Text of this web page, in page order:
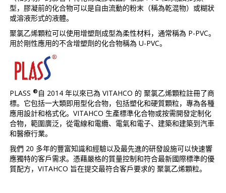
型，膠凝前的化合物可以是自由流動的粉末（稱為乾混物）或糊狀
或溶液形式的液體。
聚氯乙烯顆粒可以使用增塑劑成型為柔性材料，通常稱為 P-PVC。
用於剛性應用的不含增塑劑的化合物稱為 U-PVC。
PLASS ® 自 2014 年以來已為 VITAHCO 的 聚氯乙烯顆粒註冊了商
標。它包括一大類即用型化合物，包括塑化和硬質顆粒，專為各種
應用設計和格式化。VITAHCO 生產標準化合物或按需開發定制化
合物，範圍廣泛，從電線和電纜、電氣和電子、建築和建築到汽車
和醫療行業。
我們 20 多年的豐富知識和經驗以及最先進的研發設施可以快速響
應獨特的客戶需求。憑藉嚴格的質量控制和符合最新國際標準的優
質配方，VITAHCO 旨在提交最符合客戶要求的 聚氯乙烯顆粒。